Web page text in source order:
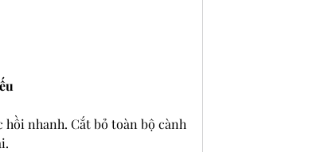
nhanh. Cắt bỏ toàn bộ cành